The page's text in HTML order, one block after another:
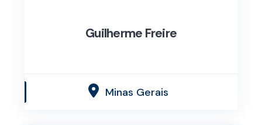
Guilherme Freire
Minas Gerais